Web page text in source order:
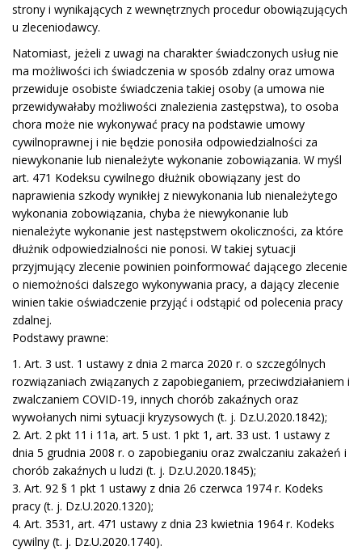
strony i wynikających z wewnętrznych procedur obowiązujących
u zleceniodawcy.
Natomiast, jeżeli z uwagi na charakter świadczonych usług nie
ma możliwości ich świadczenia w sposób zdalny oraz umowa
przewiduje osobiste świadczenia takiej osoby (a umowa nie
przewidywałaby możliwości znalezienia zastępstwa), to osoba
chora może nie wykonywać pracy na podstawie umowy
cywilnoprawnej i nie będzie ponosiła odpowiedzialności za
niewykonanie lub nienależyte wykonanie zobowiązania. W myśl
art. 471 Kodeksu cywilnego dłużnik obowiązany jest do
naprawienia szkody wynikłej z niewykonania lub nienależytego
wykonania zobowiązania, chyba że niewykonanie lub
nienależyte wykonanie jest następstwem okoliczności, za które
dłużnik odpowiedzialności nie ponosi. W takiej sytuacji
przyjmujący zlecenie powinien poinformować dającego zlecenie
o niemożności dalszego wykonywania pracy, a dający zlecenie
winien takie oświadczenie przyjąć i odstąpić od polecenia pracy
zdalnej.
Podstawy prawne:
1. Art. 3 ust. 1 ustawy z dnia 2 marca 2020 r. o szczególnych
rozwiązaniach związanych z zapobieganiem, przeciwdziałaniem i
zwalczaniem COVID-19, innych chorób zakaźnych oraz
wywołanych nimi sytuacji kryzysowych (t. j. Dz.U.2020.1842);
2. Art. 2 pkt 11 i 11a, art. 5 ust. 1 pkt 1, art. 33 ust. 1 ustawy z
dnia 5 grudnia 2008 r. o zapobieganiu oraz zwalczaniu zakażeń i
chorób zakaźnych u ludzi (t. j. Dz.U.2020.1845);
3. Art. 92 § 1 pkt 1 ustawy z dnia 26 czerwca 1974 r. Kodeks
pracy (t. j. Dz.U.2020.1320);
4. Art. 3531, art. 471 ustawy z dnia 23 kwietnia 1964 r. Kodeks
cywilny (t. j. Dz.U.2020.1740).